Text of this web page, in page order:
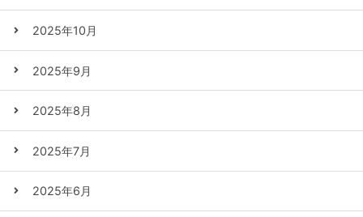
2025年10月
2025年9月
2025年8月
2025年7月
2025年6月